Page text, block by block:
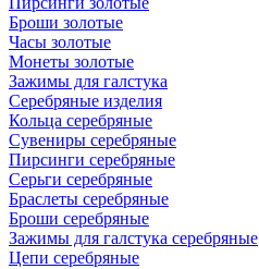
Броши золотые
Часы золотые
Монеты золотые
Зажимы для галстука
Серебряные изделия
Кольца серебряные
Сувениры серебряные
Пирсинги серебряные
Серьги серебряные
Браслеты серебряные
Броши серебряные
Зажимы для галстука серебряные
Цепи серебряные